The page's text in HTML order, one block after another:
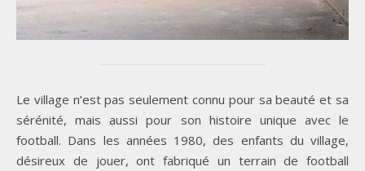
Le village n’est pas seulement connu pour sa beauté et sa
sérénité, mais aussi pour son histoire unique avec le
football. Dans les années 1980, des enfants du village,
désireux de jouer, ont fabriqué un terrain de football